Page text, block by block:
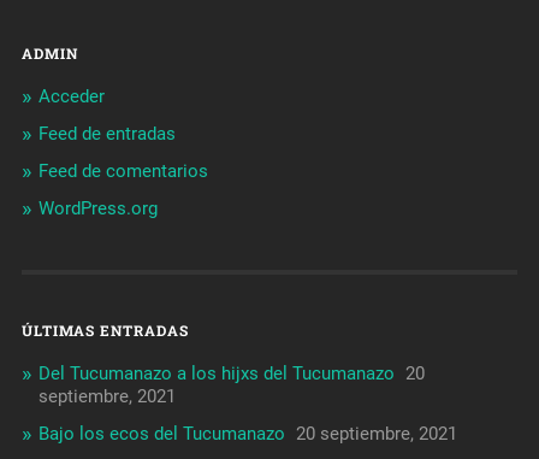
ADMIN
Acceder
Feed de entradas
Feed de comentarios
WordPress.org
ÚLTIMAS ENTRADAS
Del Tucumanazo a los hijxs del Tucumanazo
20
septiembre, 2021
Bajo los ecos del Tucumanazo
20 septiembre, 2021